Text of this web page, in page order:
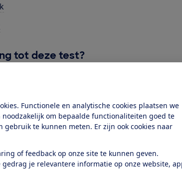
Functionele en analytische cookies plaatsen we
noodzakelijk om bepaalde functionaliteiten goed te
gebruik te kunnen meten. Er zijn ook cookies naar
of feedback op onze site te kunnen geven.
gedrag je relevantere informatie op onze website,
tot deze test?
lid? Log in